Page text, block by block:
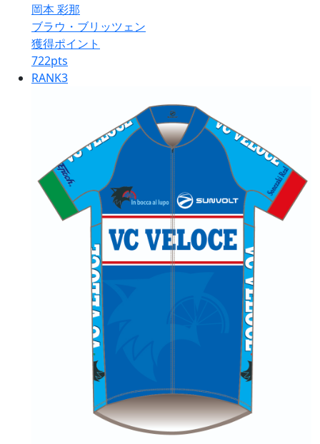
岡本 彩那
ブラウ・ブリッツェン
獲得ポイント
722pts
RANK3